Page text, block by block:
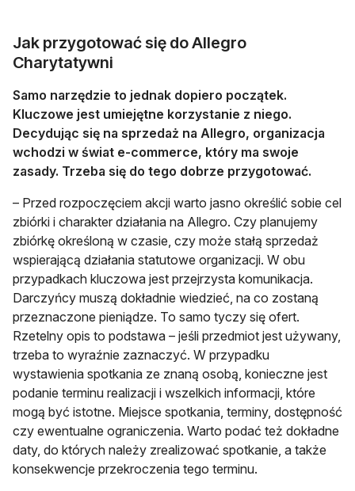
Jak przygotować się do Allegro
Charytatywni
Samo narzędzie to jednak dopiero początek.
Kluczowe jest umiejętne korzystanie z niego.
Decydując się na sprzedaż na Allegro, organizacja
wchodzi w świat e-commerce, który ma swoje
zasady. Trzeba się do tego dobrze przygotować.
– Przed rozpoczęciem akcji warto jasno określić sobie cel
zbiórki i charakter działania na Allegro. Czy planujemy
zbiórkę określoną w czasie, czy może stałą sprzedaż
wspierającą działania statutowe organizacji. W obu
przypadkach kluczowa jest przejrzysta komunikacja.
Darczyńcy muszą dokładnie wiedzieć, na co zostaną
przeznaczone pieniądze. To samo tyczy się ofert.
Rzetelny opis to podstawa – jeśli przedmiot jest używany,
trzeba to wyraźnie zaznaczyć. W przypadku
wystawienia spotkania ze znaną osobą, konieczne jest
podanie terminu realizacji i wszelkich informacji, które
mogą być istotne. Miejsce spotkania, terminy, dostępność
czy ewentualne ograniczenia. Warto podać też dokładne
daty, do których należy zrealizować spotkanie, a także
konsekwencje przekroczenia tego terminu.